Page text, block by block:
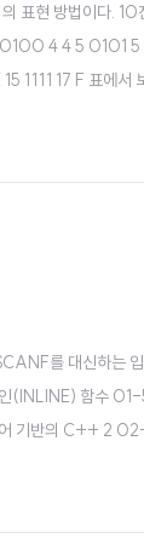
의 표현 방법이다
4 4 5 0101
17 F 표에서
를 대신하는
함수 01-
기반의 C++ 2